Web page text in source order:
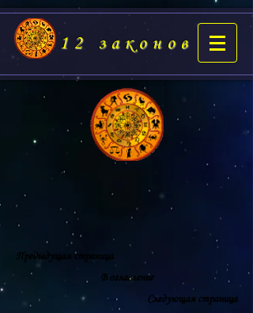
12 законов
Предыдущая страница
В оглавление
Следующая страница